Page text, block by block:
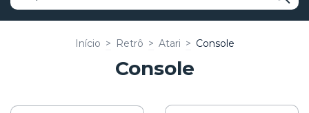
Início > Retrô > Atari > Console
Console